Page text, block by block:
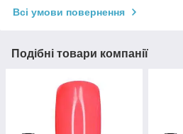
Всі умови повернення
Подібні товари компанії